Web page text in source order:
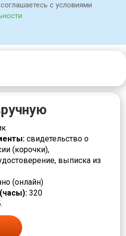
с условиями
свидетельство о
(корочки),
выписка из
(онлайн)
320